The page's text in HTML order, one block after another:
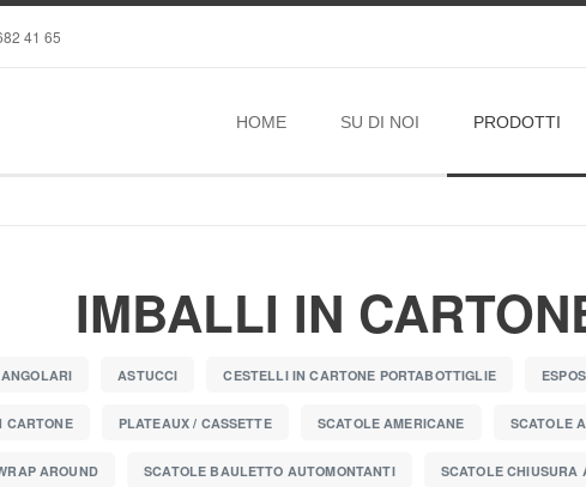
41 65
HOME SU DI NOI PRODOTTI
IMBALLI IN
ASTUCCI CESTELLI IN CARTONE PORTABOTTIGLIE
CARTONE PLATEAUX / CASSETTE SCATOLE AMERICANE SCATOLE
AROUND SCATOLE BAULETTO AUTOMONTANTI SCATOLE CHIUSURA